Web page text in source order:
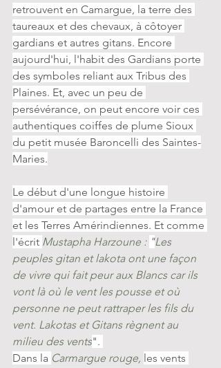
retrouvent en Camargue, la terre des
taureaux et des chevaux, à côtoyer
gardians et autres gitans. Encore
aujourd'hui, l'habit des Gardians porte
des symboles reliant aux Tribus des
Plaines. Et, avec un peu de
persévérance, on peut encore voir ces
authentiques coiffes de plume Sioux
du petit musée Baroncelli des Saintes-
Maries.
Le début d'une longue histoire
d'amour et de partages entre la France
et les Terres Amérindiennes. Et comme
l'écrit Mustapha Harzoune : "Les
peuples gitan et lakota ont une façon
de vivre qui fait peur aux Blancs car ils
vont là où le vent les pousse et où
personne ne peut rattraper les fils du
vent. Lakotas et Gitans règnent au
milieu des vents".
Dans la Carmargue rouge, les vents